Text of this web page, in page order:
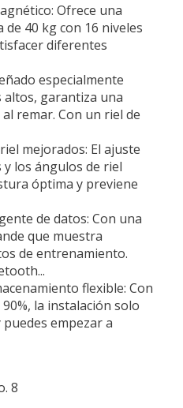
Ofrece una
de 40 kg con 16 niveles
diferentes
especialmente
altos, garantiza una
remar. Con un riel de
mejorados: El ajuste
y los ángulos de riel
óptima y previene
de datos: Con una
que muestra
de entrenamiento.
flexible: Con
la instalación solo
empezar a
8